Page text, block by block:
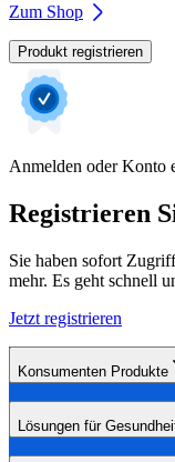
Zum Shop
Produkt registrieren
Anmelden oder Konto
Registrieren
Sie haben sofort
mehr. Es geht schnell
Jetzt registrieren
Konsumenten Produkte
Lösungen für